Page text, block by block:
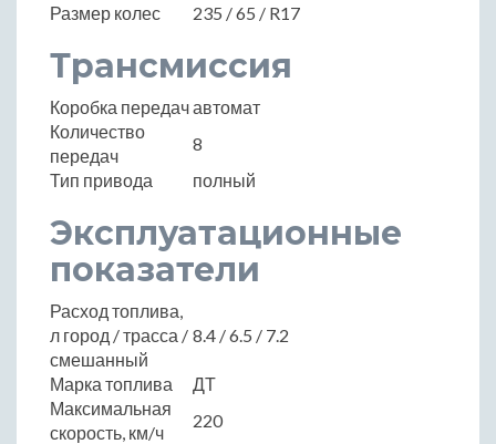
Размер колес
235 / 65 / R17
Трансмиссия
Коробка передачавтомат
Количество
передач
8
Тип привода
полный
Эксплуатационные
показатели
Расход топлива,
л город / трасса /
смешанный
8.4 / 6.5 / 7.2
Марка топлива
ДТ
Максимальная
скорость, км/ч
220